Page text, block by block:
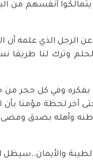
أنفسهم من
الذي علمه أن
وترك لنا طريقا
وفي كل حجر من
آخر لحظة مؤمنا
وأهله بصدق ومضى